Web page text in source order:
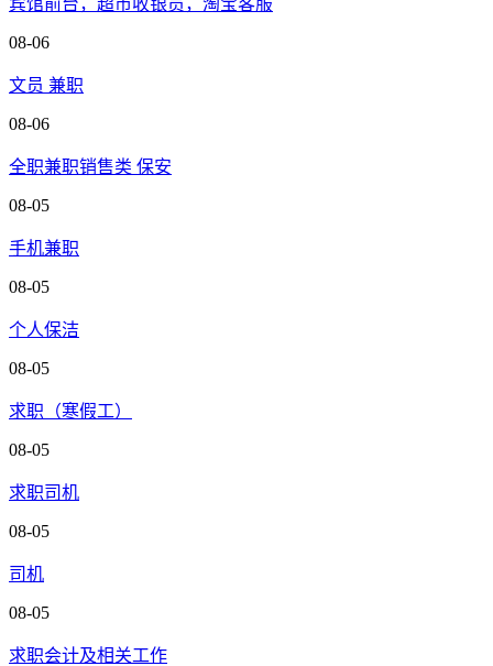
宾馆前台，超市收银员，淘宝客服
08-06
文员 兼职
08-06
全职兼职销售类 保安
08-05
手机兼职
08-05
个人保洁
08-05
求职（寒假工）
08-05
求职司机
08-05
司机
08-05
求职会计及相关工作